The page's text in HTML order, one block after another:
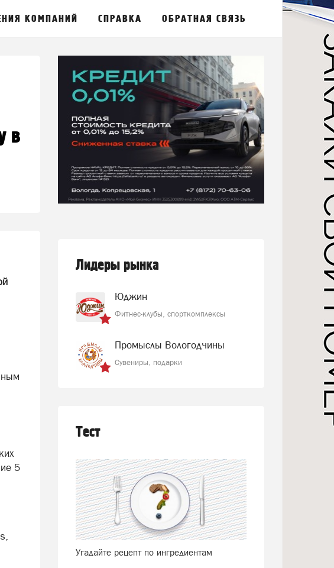
КОМПАНИЙ СПРАВКА ОБРАТНАЯ СВЯЗЬ
в
5
Лидеры рынка
Юджин
Фитнес-клубы, спорткомплексы
Промыслы Вологодчины
Сувениры, подарки
Тест
Угадайте рецепт по ингредиентам